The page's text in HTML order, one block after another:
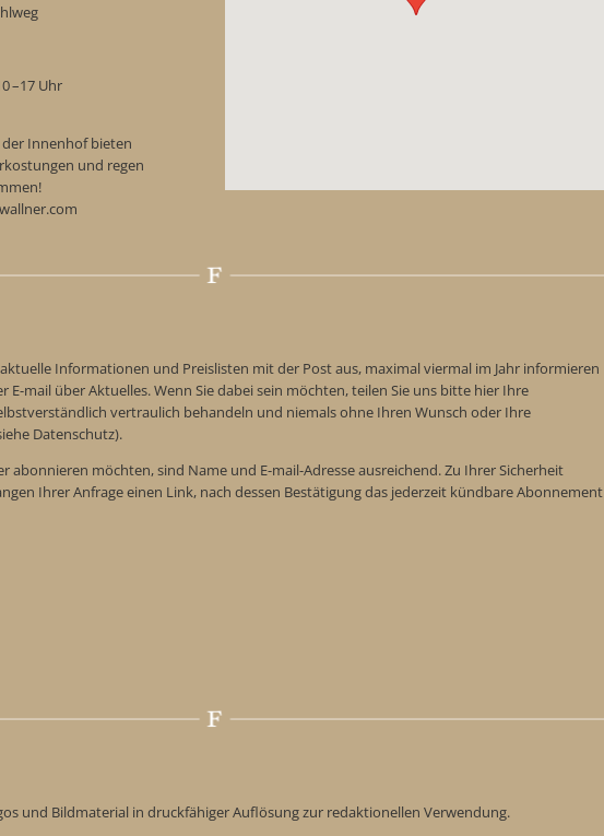
–17 Uhr
Innenhof bieten
und regen
Informationen und Preislisten mit der Post aus, maximal viermal im Jahr informieren
E-mail über Aktuelles. Wenn Sie dabei sein möchten, teilen Sie uns bitte hier Ihre
vertraulich behandeln und niemals ohne Ihren Wunsch oder Ihre
Datenschutz).
abonnieren möchten, sind Name und E-mail-Adresse ausreichend. Zu Ihrer Sicherheit
Ihrer Anfrage einen Link, nach dessen Bestätigung das jederzeit kündbare Abonnement
und Bildmaterial in druckfähiger Auflösung zur redaktionellen Verwendung.